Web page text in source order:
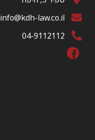
info@kdh-law.co.il
04-9112112